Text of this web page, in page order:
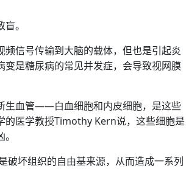
。
信号传输到大脑的载体，但也是引起炎
是糖尿病的常见并发症，会导致视网膜
生血管——白血细胞和内皮细胞，是这些
的医学教授Timothy Kern说，这些细胞是
破坏组织的自由基来源，从而造成一系列